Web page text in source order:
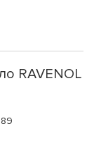
RAVENOL